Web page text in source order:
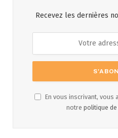
Recevez les dernières
En vous inscrivant, vous
notre politique